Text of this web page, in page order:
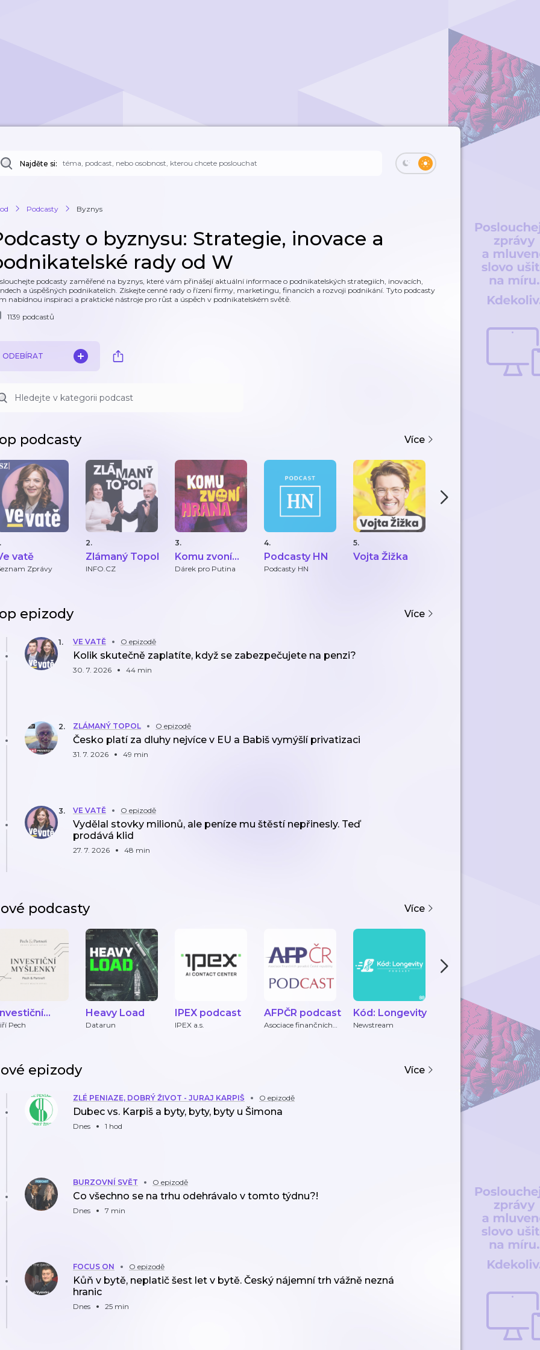
Najděte si:
Podcasty Byznys
o byznysu: Strategie, inovace a
rady od W
podcasty zaměřené na byznys, které vám přinášejí aktuální informace o podnikatelských strategiích, inovacích,
a úspěšných podnikatelích. Získejte cenné rady o řízení firmy, marketingu, financích a rozvoji podnikání. Tyto podcasty
nabídnou inspiraci a praktické nástroje pro růst a úspěch v podnikatelském světě.
1139 podcastů
ODEBÍRAT
podcasty Více
vatě
Zprávy
2.
Zlámaný Topol
INFO.CZ
3.
Komu zvoní
hrana
Dárek pro Putina
4.
Podcasty HN
Podcasty HN
5.
Vojta Žižka
epizody Více
1. VE VATĚ O epizodě
Kolik skutečně zaplatíte, když se zabezpečujete na penzi?
30. 7. 2026 44 min
2. ZLÁMANÝ TOPOL O epizodě
Česko platí za dluhy nejvíce v EU a Babiš vymýšlí privatizaci
31. 7. 2026 49 min
3. VE VATĚ O epizodě
Vydělal stovky milionů, ale peníze mu štěstí nepřinesly. Teď
prodává klid
27. 7. 2026 48 min
podcasty Více
Pech
Pech
Heavy Load
Datarun
IPEX podcast
IPEX a.s.
AFPČR podcast
Asociace finančních
Kód: Longevity
Newstream
HR dokola
Barbora Grundler
epizody Více
ZLÉ PENIAZE, DOBRÝ ŽIVOT - JURAJ KARPIŠ O epizodě
Dubec vs. Karpiš a byty, byty, byty u Šimona
Dnes 1 hod
BURZOVNÍ SVĚT O epizodě
Co všechno se na trhu odehrávalo v tomto týdnu?!
Dnes 7 min
FOCUS ON O epizodě
Kůň v bytě, neplatič šest let v bytě. Český nájemní trh vážně nezná
hranic
Dnes 25 min